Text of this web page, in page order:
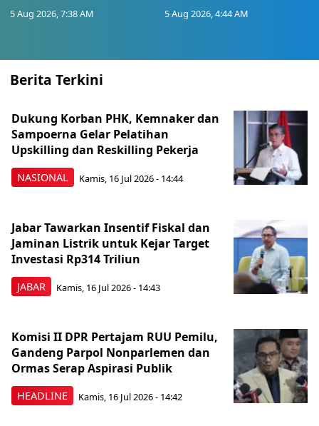
5 Aug 2026, 7:38 AM 5 Aug 2026, 4:44 AM
Berita Terkini
NASIONAL
Dukung Korban PHK, Kemnaker dan
Sampoerna Gelar Pelatihan
Upskilling dan Reskilling Pekerja
Kamis, 16 Jul 2026 - 14:44
JABAR
Jabar Tawarkan Insentif Fiskal dan
Jaminan Listrik untuk Kejar Target
Investasi Rp314 Triliun
Kamis, 16 Jul 2026 - 14:43
HEADLINE
Komisi II DPR Pertajam RUU Pemilu,
Gandeng Parpol Nonparlemen dan
Ormas Serap Aspirasi Publik
Kamis, 16 Jul 2026 - 14:42